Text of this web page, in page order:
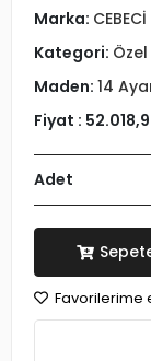
Marka: CEBECİ
Kategori:
Maden: 14
Fiyat :
Adet
Favorilerime